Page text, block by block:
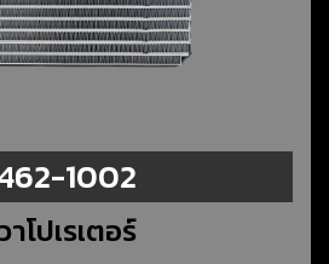
1002
าโปเรเตอร์